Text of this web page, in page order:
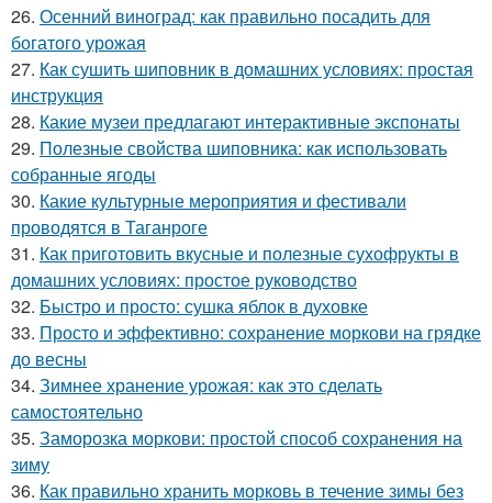
26. Осенний виноград: как правильно посадить для
богатого урожая
27. Как сушить шиповник в домашних условиях: простая
инструкция
28. Какие музеи предлагают интерактивные экспонаты
29. Полезные свойства шиповника: как использовать
собранные ягоды
30. Какие культурные мероприятия и фестивали
проводятся в Таганроге
31. Как приготовить вкусные и полезные сухофрукты в
домашних условиях: простое руководство
32. Быстро и просто: сушка яблок в духовке
33. Просто и эффективно: сохранение моркови на грядке
до весны
34. Зимнее хранение урожая: как это сделать
самостоятельно
35. Заморозка моркови: простой способ сохранения на
зиму
36. Как правильно хранить морковь в течение зимы без